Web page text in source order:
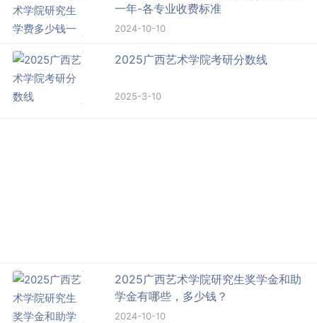
一年-各专业收费标准
2024-10-10
2025广西艺术学院考研分数线
2025-3-10
2025广西艺术学院研究生奖学金和助
学金有哪些，多少钱？
2024-10-10